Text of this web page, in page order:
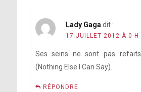
Lady Gaga dit :
17 JUILLET 2012 À 0 H
Ses seins ne sont pas
(Nothing Else I Can Say).
RÉPONDRE